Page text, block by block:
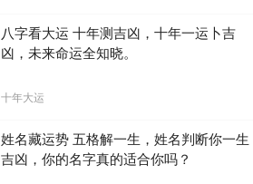
八字看大运 十年测吉凶，十年一运卜吉
凶，未来命运全知晓。
十年大运
姓名藏运势 五格解一生，姓名判断你一生
吉凶，你的名字真的适合你吗？